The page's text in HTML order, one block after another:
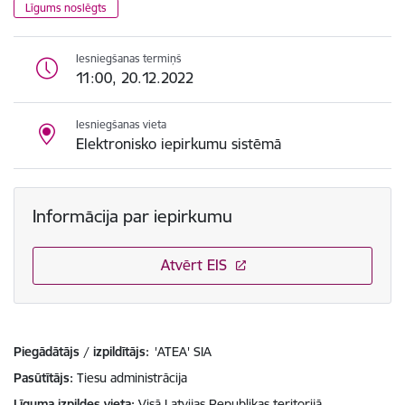
Līgums noslēgts
Iesniegšanas termiņš
11:00, 20.12.2022
Iesniegšanas vieta
Elektronisko iepirkumu sistēmā
Informācija par iepirkumu
Atvērt EIS
Piegādātājs / izpildītājs: 'ATEA' SIA
Pasūtītājs Tiesu administrācija